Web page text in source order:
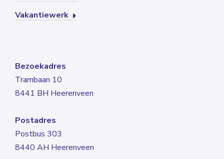
Vakantiewerk
Bezoekadres
Trambaan 10
8441 BH Heerenveen
Postadres
Postbus 303
8440 AH Heerenveen